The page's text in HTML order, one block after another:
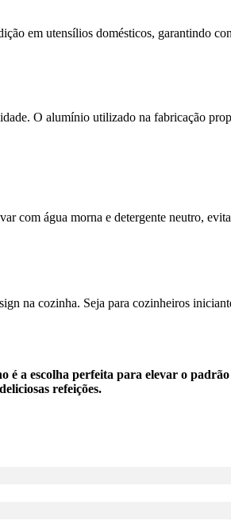
em utensílios domésticos, garantindo
O alumínio utilizado na fabricação
com água morna e detergente neutro,
na cozinha. Seja para cozinheiros
a escolha perfeita para elevar o
refeições.